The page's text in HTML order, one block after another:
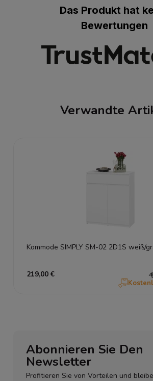
Das Produkt hat
Bewertungen
Verwandte
Kommode SIMPLY SM-02 2D1S weiß/
219,00 €
Abonnieren Sie Den
Newsletter
Profitieren Sie von Vorteilen und